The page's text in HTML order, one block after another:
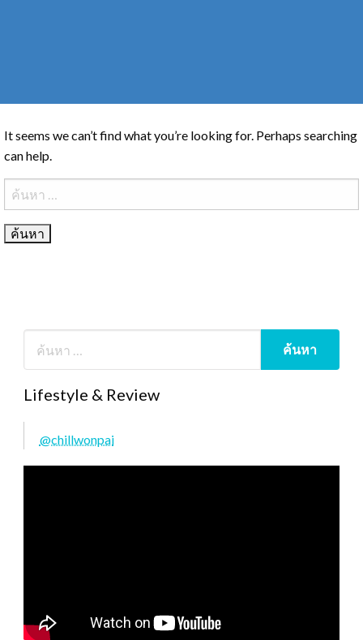
It seems we can’t find what you’re looking for. Perhaps searching
can help.
ค้นหา
สำหรับ:
Lifestyle & Review
@chillwonpai